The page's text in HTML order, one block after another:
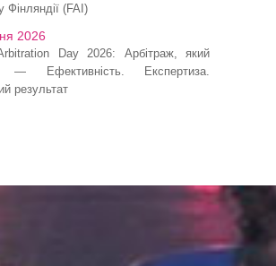
Фінляндії (FAI)
2026
Day 2026: Арбітраж, який
— Ефективність. Експертиза.
результат